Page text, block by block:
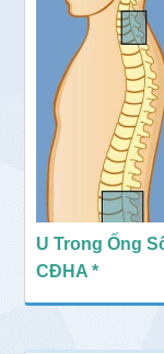
U Trong Ống
CĐHA *